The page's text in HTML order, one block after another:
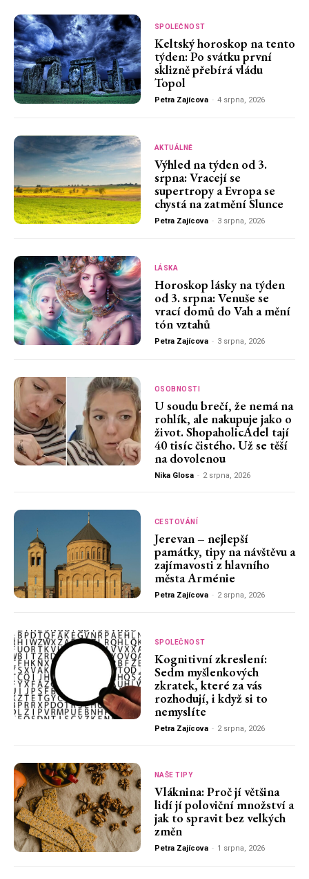
SPOLEČNOST
Keltský horoskop na tento
týden: Po svátku první
sklizně přebírá vládu
Topol
Petra Zajícova - 4 srpna, 2026
AKTUÁLNĚ
Výhled na týden od 3.
srpna: Vracejí se
supertropy a Evropa se
chystá na zatmění Slunce
Petra Zajícova - 3 srpna, 2026
LÁSKA
Horoskop lásky na týden
od 3. srpna: Venuše se
vrací domů do Vah a mění
tón vztahů
Petra Zajícova - 3 srpna, 2026
OSOBNOSTI
U soudu brečí, že nemá na
rohlík, ale nakupuje jako o
život. ShopaholicAdel tají
40 tisíc čistého. Už se těší
na dovolenou
Nika Glosa - 2 srpna, 2026
CESTOVÁNÍ
Jerevan – nejlepší
památky, tipy na návštěvu a
zajímavosti z hlavního
města Arménie
Petra Zajícova - 2 srpna, 2026
SPOLEČNOST
Kognitivní zkreslení:
Sedm myšlenkových
zkratek, které za vás
rozhodují, i když si to
nemyslíte
Petra Zajícova - 2 srpna, 2026
NAŠE TIPY
Vláknina: Proč jí většina
lidí jí poloviční množství a
jak to spravit bez velkých
změn
Petra Zajícova - 1 srpna, 2026